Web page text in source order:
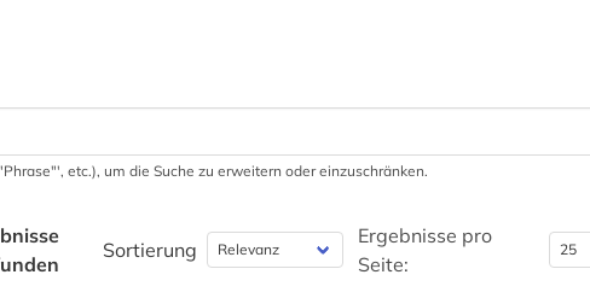
etc.), um die Suche zu erweitern oder einzuschränken.
Sortierung
Ergebnisse pro
Seite: